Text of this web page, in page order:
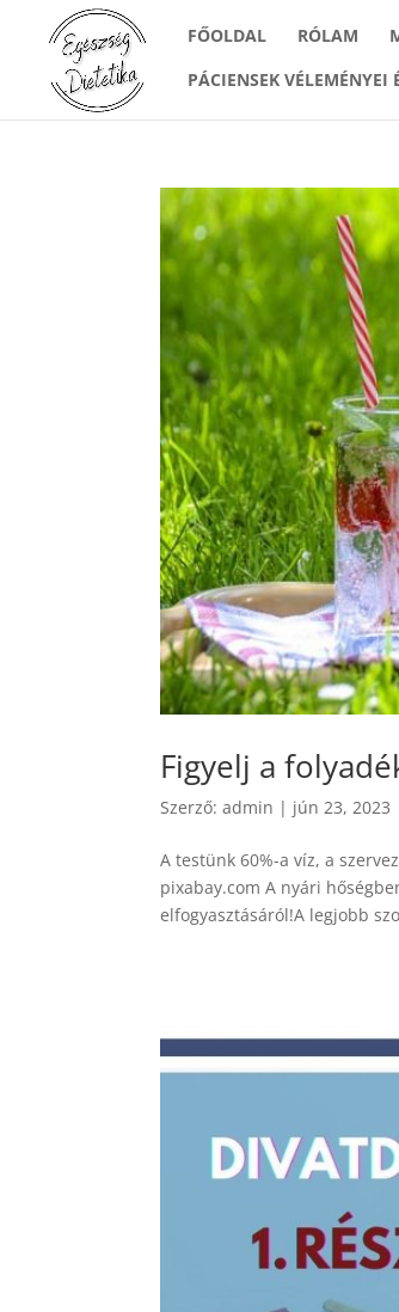
FŐOLDAL RÓLAM
PÁCIENSEK VÉLEMÉNYEI
Figyelj a
Szerző:admin | jún 23, 2023
A testünk 60%-a víz, a
pixabay.com A nyári
elfogyasztásáról!A legjobb